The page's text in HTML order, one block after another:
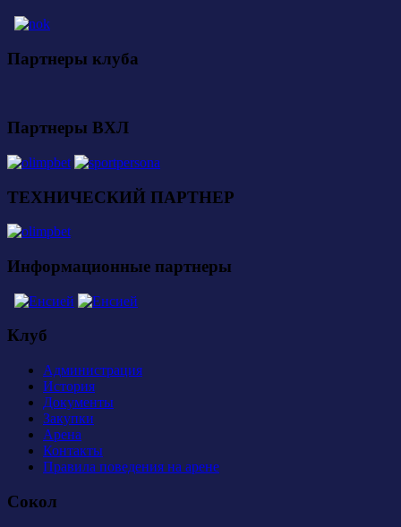
Партнеры клуба
Партнеры ВХЛ
ТЕХНИЧЕСКИЙ ПАРТНЕР
Информационные партнеры
Клуб
Администрация
История
Документы
Закупки
Арена
Контакты
Правила поведения на арене
Сокол